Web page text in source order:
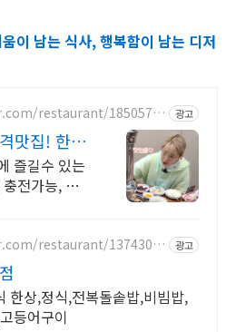
이 남는 식사, 행복함이 남는 디저
restaurant/1850579
광고
맛집! 한라
즐길수 있는
전가능, 단
restaurant/1374301
광고
한상,정식,전복돌솥밥,비빔밥,
등어구이